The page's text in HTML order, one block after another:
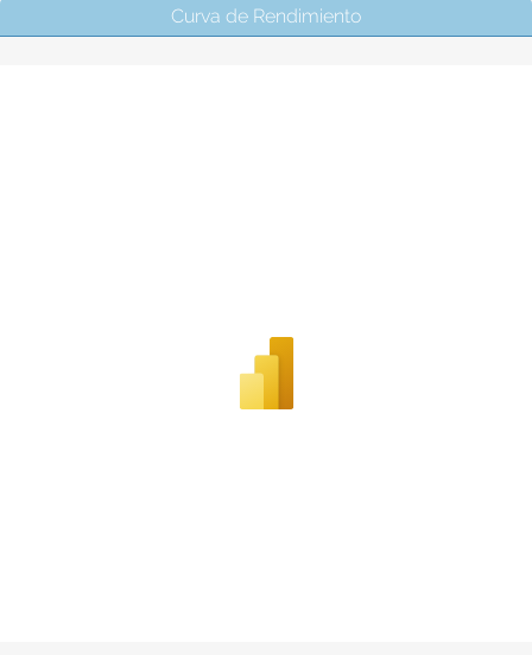
Curva de Rendimiento